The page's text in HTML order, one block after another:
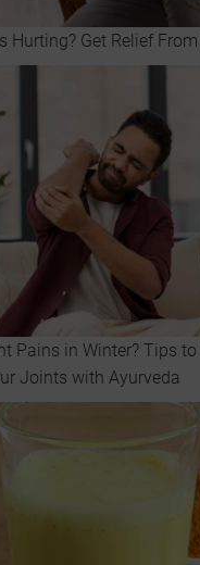
Hurting? Get Relief
Pains in Winter? Tips
Joints with Ayurveda